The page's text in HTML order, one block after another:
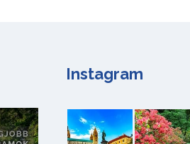
Instagram